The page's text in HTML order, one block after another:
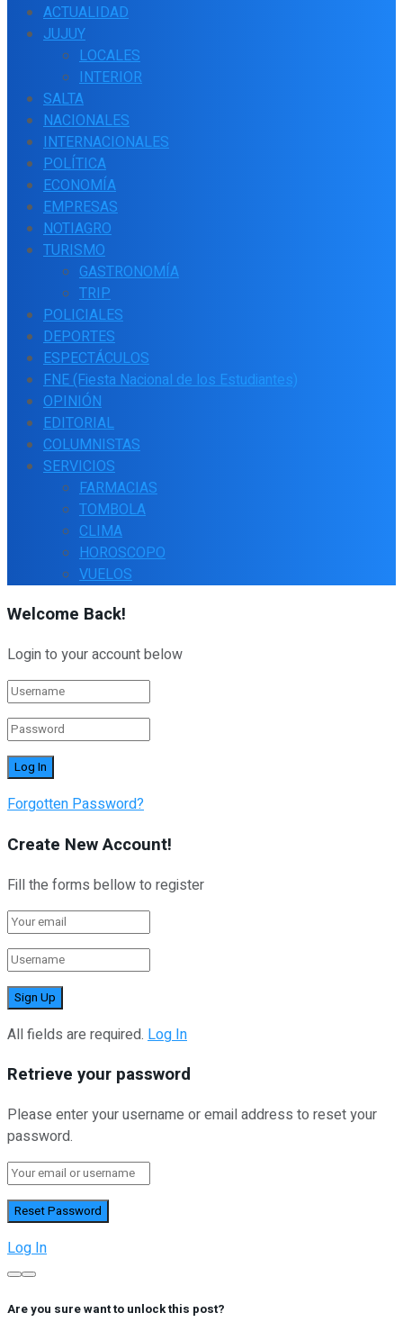
ACTUALIDAD
JUJUY
LOCALES
INTERIOR
SALTA
NACIONALES
INTERNACIONALES
POLÍTICA
ECONOMÍA
EMPRESAS
NOTIAGRO
TURISMO
GASTRONOMÍA
TRIP
POLICIALES
DEPORTES
ESPECTÁCULOS
FNE (Fiesta Nacional de los Estudiantes)
OPINIÓN
EDITORIAL
COLUMNISTAS
SERVICIOS
FARMACIAS
TOMBOLA
CLIMA
HOROSCOPO
VUELOS
Welcome Back!
Login to your account below
Forgotten Password?
Create New Account!
Fill the forms bellow to register
All fields are required. Log In
Retrieve your password
Please enter your username or email address to reset your
password.
Log In
Are you sure want to unlock this post?